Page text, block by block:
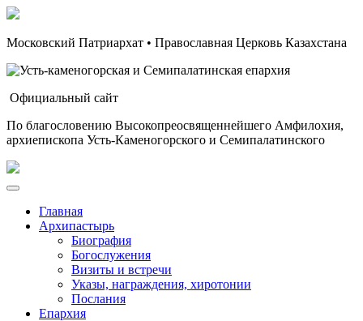
Московский Патриархат • Православная Церковь Казахстана
Официальный сайт
По благословению Высокопреосвященнейшего Амфилохия,
архиепископа Усть-Каменогорского и Семипалатинского
Главная
Архипастырь
Биография
Богослужения
Визиты и встречи
Указы, награждения, хиротонии
Послания
Епархия